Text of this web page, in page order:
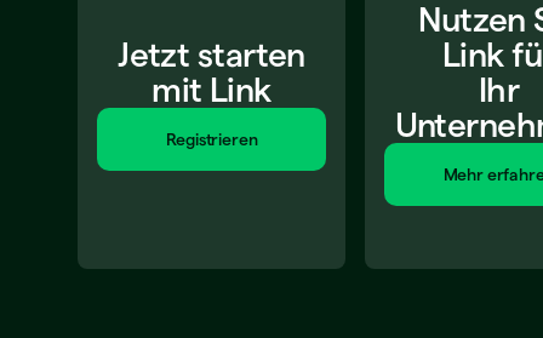
Jetzt starten
mit Link
Registrieren
Nutzen
Link
Ihr
Mehr